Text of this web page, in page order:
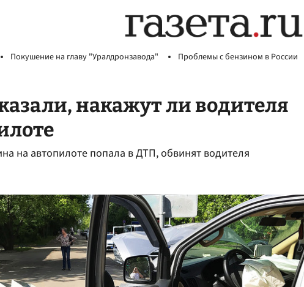
Покушение на главу "Уралдронзавода" Проблемы с бензином в России
накажут ли водителя
на автопилоте попала в ДТП, обвинят водителя